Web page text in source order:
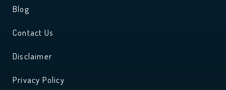
Blog
Contact Us
Disclaimer
Privacy Policy